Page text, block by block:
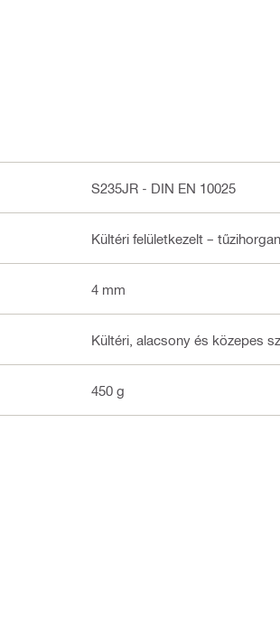
S235JR - DIN EN 10025
Kültéri felületkezelt –
4 mm
Kültéri, alacsony és közepes
450 g